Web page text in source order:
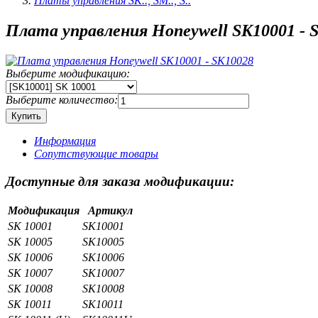
Плата управления Honeywell SK10001 -
Выберите модификацию:
Выберите количество:
Информация
Сопутствующие товары
Доступные для заказа модификации:
Модификация
Артикул
SK 10001
SK10001
SK 10005
SK10005
SK 10006
SK10006
SK 10007
SK10007
SK 10008
SK10008
SK 10011
SK10011